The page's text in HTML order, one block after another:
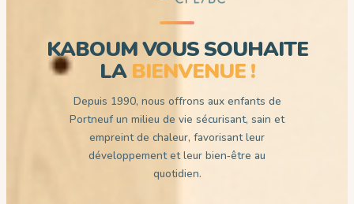
KABOUM VOUS SOUHAITE
LA BIENVENUE !
Depuis 1990, nous offrons aux enfants de
Portneuf un milieu de vie sécurisant, sain et
empreint de chaleur, favorisant leur
développement et leur bien‑être au
quotidien.